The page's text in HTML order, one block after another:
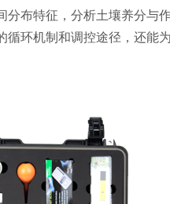
布特征，分析土壤养分与
环机制和调控途径，还能